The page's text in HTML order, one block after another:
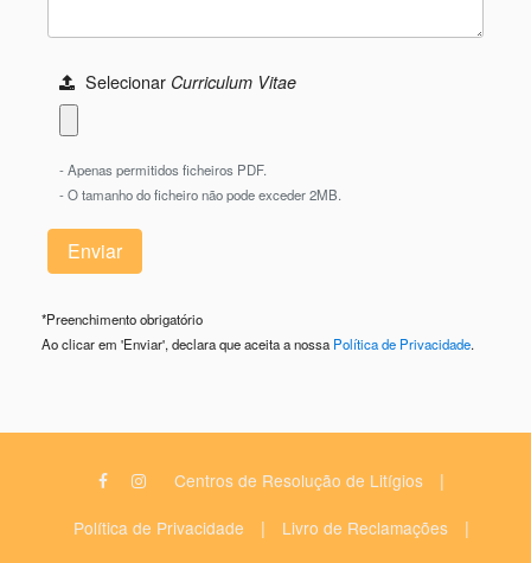
Selecionar Curriculum Vitae
- Apenas permitidos ficheiros PDF.
- O tamanho do ficheiro não pode exceder 2MB.
*Preenchimento obrigatório
Ao clicar em 'Enviar', declara que aceita a nossa Política de Privacidade.
Centros de Resolução de Litígios |
Política de Privacidade | Livro de Reclamações |